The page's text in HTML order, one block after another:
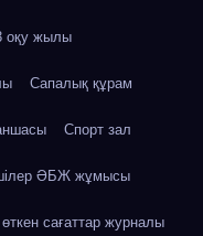
оқу жылы
Сапалық құрам
Спорт зал
ӘБЖ жұмысы
сағаттар журналы